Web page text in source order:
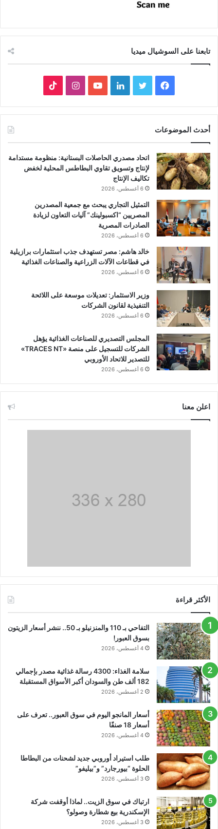
تابعنا على السوشيال ميديا
فيسبوك تويتر لينكدإنيوتيوبانستقرام
أحدث الموضوعات
اتحاد مصدري الحاصلات البستانية: منظومة مستدامة
لإنتاج وتسويق تقاوي البطاطس المحلية لخفض
تكاليف الإنتاج
6 أغسطس، 2026
التمثيل التجاري يبحث مع جمعية المصدرين
المصريين “اكسبولينك” آليات التعاون لزيادة
الصادرات المصرية
6 أغسطس، 2026
خالد هاشم: مصر تستهدف جذب استثمارات برازيلية
في قطاعات الآلات الزراعية والصناعات الغذائية
6 أغسطس، 2026
وزير الاستثمار: تعديلات موسعة على اللائحة
التنفيذية لقانون الشركات
6 أغسطس، 2026
المجلس التصديري للصناعات الغذائية يؤهل
الشركات للتسجيل على منصة «TRACES NT»
للتصدير للاتحاد الأوروبي
6 أغسطس، 2026
اعلن معنا
الأكثر قراءة
التفاحي بـ 110 والمنزنيلو بـ 50.. ننشر أسعار الزيتون
بسوق العبور!
4 أغسطس، 2026
سلامة الغذاء: 4300 رسالة غذائية مصدر بإجمالي
182 ألف طن والسودان أكبر الأسواق المستقبلة
2 أغسطس، 2026
أسعار المانجو اليوم في سوق العبور.. تعرف على
أسعار 18 صنفًا
4 أغسطس، 2026
طلب استيراد أوروبي جديد لشحنات من البطاطا
الحلوة “بيورجارد” و”بيليفو”
3 أغسطس، 2026
ارتباك في سوق الزيت.. لماذا أوقفت شركة
الإسكندرية بيع شطارة وصولو؟
3 أغسطس، 2026